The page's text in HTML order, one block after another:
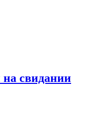
свидании